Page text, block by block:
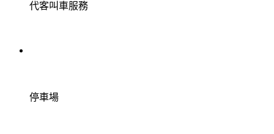
代客叫車服務
停車場